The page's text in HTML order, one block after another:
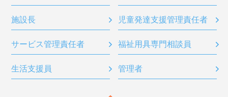
施設長 児童発達支援管理責任者
サービス管理責任者 福祉用具専門相談員
生活支援員 管理者